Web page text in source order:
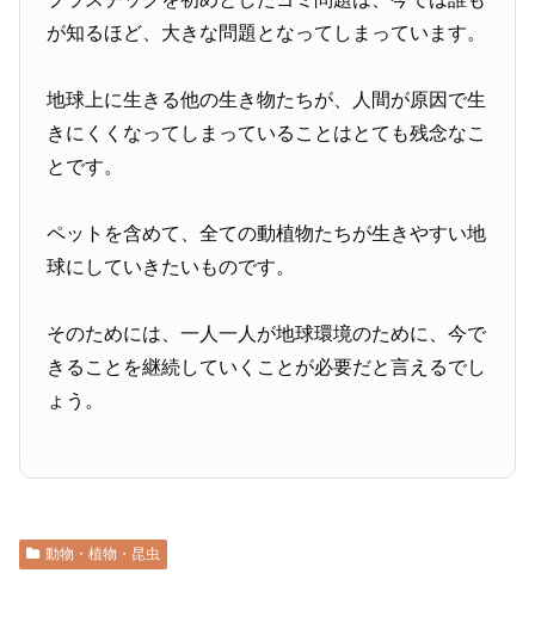
が知るほど、大きな問題となってしまっています。
地球上に生きる他の生き物たちが、人間が原因で生
きにくくなってしまっていることはとても残念なこ
とです。
ペットを含めて、全ての動植物たちが生きやすい地
球にしていきたいものです。
そのためには、一人一人が地球環境のために、今で
きることを継続していくことが必要だと言えるでし
ょう。
動物・植物・昆虫